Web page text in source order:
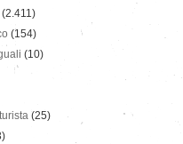
(2.411)
(154)
(10)
(25)